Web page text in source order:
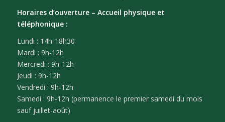
Horaires d’ouverture – Accueil physique et
téléphonique :
Lundi : 14h-18h30
Mardi : 9h-12h
Mercredi : 9h-12h
Jeudi : 9h-12h
Vendredi : 9h-12h
Samedi : 9h-12h (permanence le premier samedi du mois
sauf juillet-août)